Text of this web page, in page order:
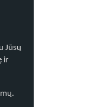
Jūsų
ir